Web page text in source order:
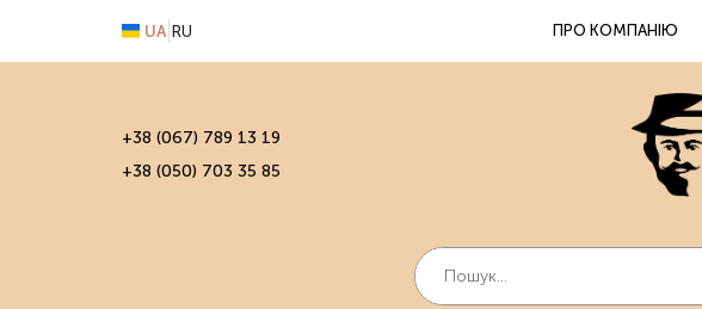
UA RU ПРО КОМПАНІЮ
+38 (067) 789 13 19
+38 (050) 703 35 85